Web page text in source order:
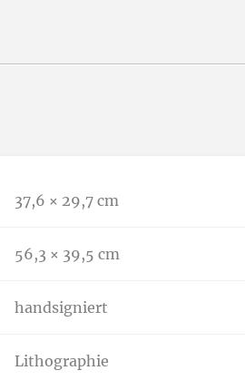
37,6 × 29,7 cm
56,3 × 39,5 cm
handsigniert
Lithographie